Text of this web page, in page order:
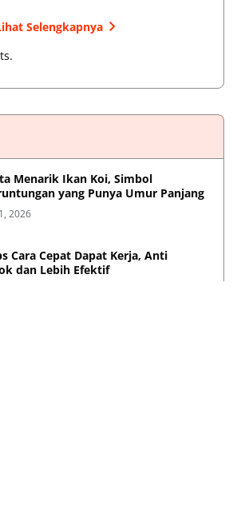
Selengkapnya
Menarik Ikan Koi, Simbol
yang Punya Umur Panjang
2026
Cara Cepat Dapat Kerja, Anti
dan Lebih Efektif